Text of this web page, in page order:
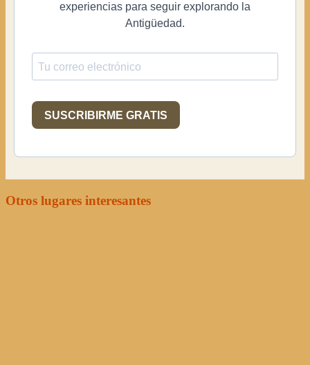
experiencias para seguir explorando la
Antigüedad.
SUSCRIBIRME GRATIS
Otros lugares interesantes